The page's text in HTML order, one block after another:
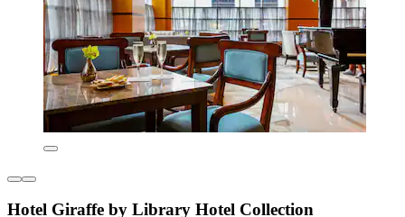
Hotel Giraffe by Library Hotel Collection